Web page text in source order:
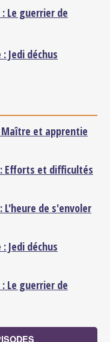
Le guerrier de
Jedi déchus
et apprentie
Efforts et difficultés
L'heure de s'envoler
Jedi déchus
Le guerrier de